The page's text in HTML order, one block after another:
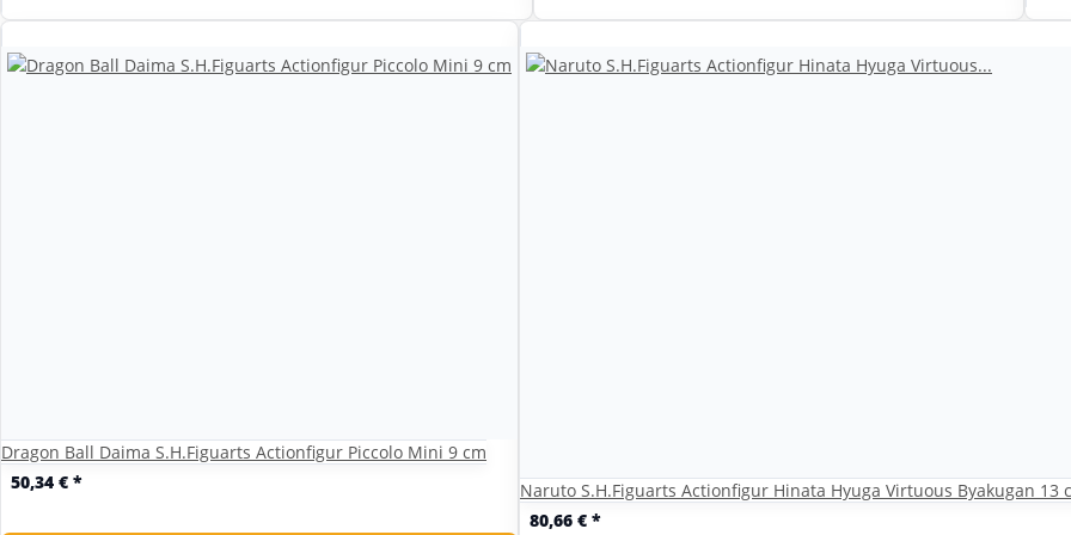
Dragon Ball Daima S.H.Figuarts Actionfigur Piccolo Mini 9 cm
50,34 € *
Naruto S.H.Figuarts Actionfigur Hinata Hyuga Virtuous Byakugan 13
80,66 € *